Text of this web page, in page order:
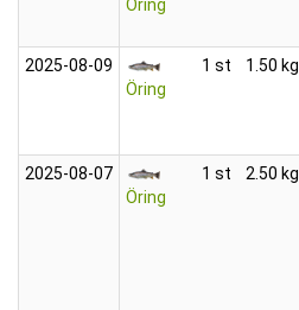
Öring
2025‑08‑09
Öring
1 st 1.50 kg
2025‑08‑07
Öring
1 st 2.50 kg